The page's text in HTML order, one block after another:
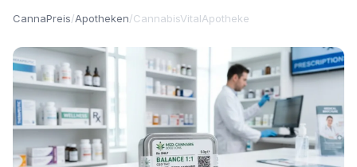
CannaPreis/Apotheken/CannabisVitalApotheke